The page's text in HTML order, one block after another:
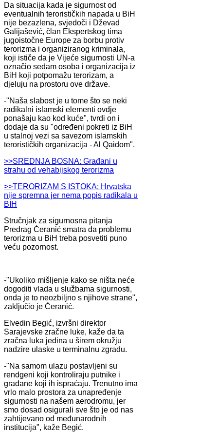
Da situacija kada je sigurnost od
eventualnih terorističkih napada u BiH
nije bezazlena, svjedoči i Dževad
Galijašević, član Ekspertskog tima
jugoistočne Europe za borbu protiv
terorizma i organiziranog kriminala,
koji ističe da je Vijeće sigurnosti UN-a
označio sedam osoba i organizacija iz
BiH koji potpomažu terorizam, a
djeluju na prostoru ove države.
-"Naša slabost je u tome što se neki
radikalni islamski elementi ovdje
ponašaju kao kod kuće", tvrdi on i
dodaje da su "određeni pokreti iz BiH
u stalnoj vezi sa savezom islamskih
terorističkih organizacija - Al Qaidom".
>>SREDNJA BOSNA: Građani u
strahu od vehabijskog terorizma
>>TERORIZAM S ISTOKA: Hrvatska
nije spremna jer nema popis radikala u
BIH
Stručnjak za sigurnosna pitanja
Predrag Ćeranić smatra da problemu
terorizma u BiH treba posvetiti puno
veću pozornost.
-"Ukoliko mišljenje kako se ništa neće
dogoditi vlada u službama sigurnosti,
onda je to neozbiljno s njihove strane",
zaključio je Ćeranić.
Elvedin Begić, izvršni direktor
Sarajevske zračne luke, kaže da ta
zračna luka jedina u širem okružju
nadzire ulaske u terminalnu zgradu.
-"Na samom ulazu postavljeni su
rendgeni koji kontroliraju putnike i
građane koji ih ispraćaju. Trenutno ima
vrlo malo prostora za unapređenje
sigurnosti na našem aerodromu, jer
smo dosad osigurali sve što je od nas
zahtijevano od međunarodnih
institucija", kaže Begić.